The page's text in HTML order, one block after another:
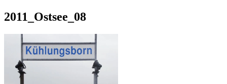
2011_Ostsee_08